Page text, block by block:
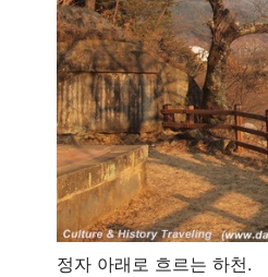
정자 아래로 흐르는 하천.